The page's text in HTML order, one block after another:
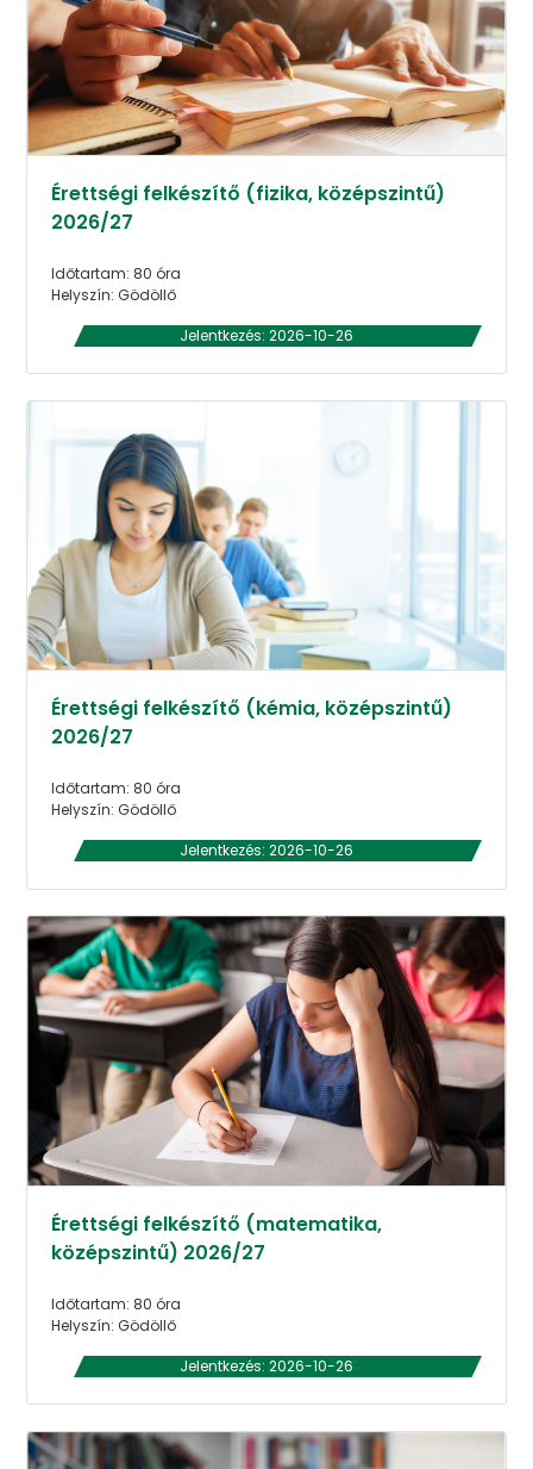
Érettségi felkészítő (fizika, középszintű)
2026/27
Időtartam: 80 óra
Helyszín: Gödöllő
Jelentkezés: 2026-10-26
Érettségi felkészítő (kémia, középszintű)
2026/27
Időtartam: 80 óra
Helyszín: Gödöllő
Jelentkezés: 2026-10-26
Érettségi felkészítő (matematika,
középszintű) 2026/27
Időtartam: 80 óra
Helyszín: Gödöllő
Jelentkezés: 2026-10-26